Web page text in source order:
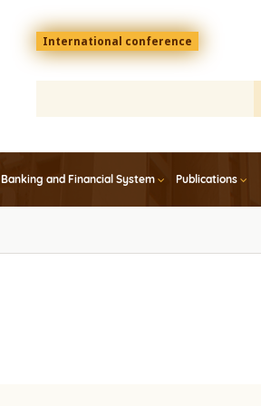
Menu
top
En
International conference
Banking and Financial System Publications